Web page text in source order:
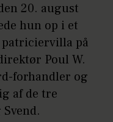
20. august
hun op i et
på
Poul W.
forhandler og
af de tre